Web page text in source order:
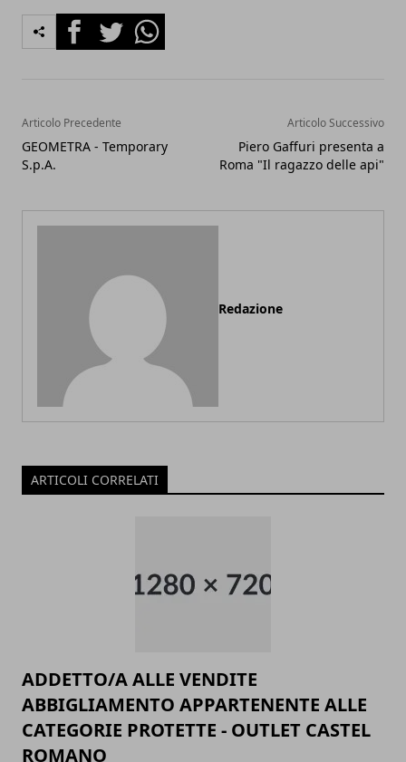
FacebookTwitterWhatsapp
Articolo Precedente
GEOMETRA - Temporary
S.p.A.
Articolo Successivo
Piero Gaffuri presenta a
Roma "Il ragazzo delle api"
Redazione
ARTICOLI CORRELATI
ADDETTO/A ALLE VENDITE
ABBIGLIAMENTO APPARTENENTE ALLE
CATEGORIE PROTETTE - OUTLET CASTEL
ROMANO